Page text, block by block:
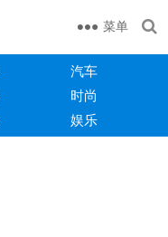
菜单
汽车
时尚
娱乐